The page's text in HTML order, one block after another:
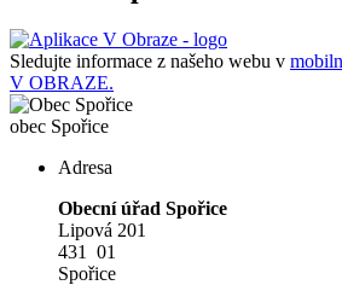
Sledujte informace z našeho webu v
V OBRAZE.
obec Spořice
Adresa
Obecní úřad Spořice
Lipová 201
431 01
Spořice